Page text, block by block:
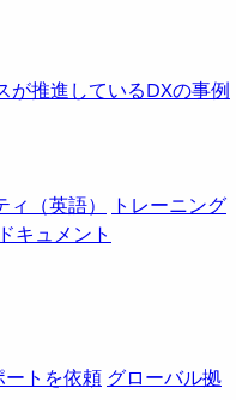
が推進しているDXの事例
（英語）
トレーニング
ドキュメント
ートを依頼 グローバル拠